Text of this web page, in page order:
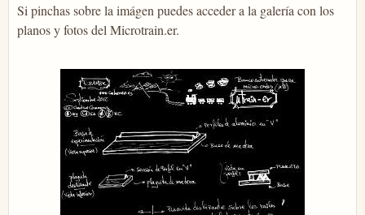
Si pinchas sobre la imágen puedes acceder a la galería con los
planos y fotos del Microtrain.er.